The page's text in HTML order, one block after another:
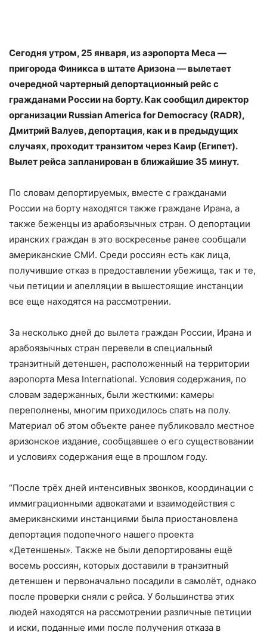
Сегодня утром, 25 января, из аэропорта Меса —
пригорода Финикса в штате Аризона — вылетает
очередной чартерный депортационный рейс с
гражданами России на борту. Как сообщил директор
организации Russian America for Democracy (RADR),
Дмитрий Валуев, депортация, как и в предыдущих
случаях, проходит транзитом через Каир (Египет).
Вылет рейса запланирован в ближайшие 35 минут.
По словам депортируемых, вместе с гражданами
России на борту находятся также граждане Ирана, а
также беженцы из арабоязычных стран. О депортации
иранских граждан в это воскресенье ранее сообщали
американские СМИ. Среди россиян есть как лица,
получившие отказ в предоставлении убежища, так и те,
чьи петиции и апелляции в вышестоящие инстанции
все еще находятся на рассмотрении.
За несколько дней до вылета граждан России, Ирана и
арабоязычных стран перевели в специальный
транзитный детеншен, расположенный на территории
аэропорта Mesa International. Условия содержания, по
словам задержанных, были жесткими: камеры
переполнены, многим приходилось спать на полу.
Материал об этом объекте ранее публиковало местное
аризонское издание, сообщавшее о его существовании
и условиях содержания еще в прошлом году.
“После трёх дней интенсивных звонков, координации с
иммиграционными адвокатами и взаимодействия с
американскими инстанциями была приостановлена
депортация подопечного нашего проекта
«Детеншены». Также не были депортированы ещё
восемь россиян, которых доставили в транзитный
детеншен и первоначально посадили в самолёт, однако
после проверки сняли с рейса. У большинства этих
людей находятся на рассмотрении различные петиции
и иски, поданные ими после получения отказа в